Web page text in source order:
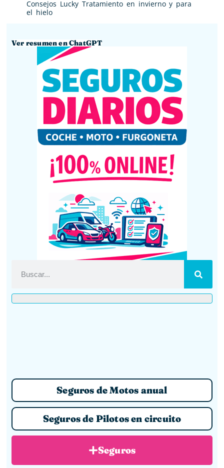
Consejos Lucky Tratamiento en invierno y para
el hielo
Ver resumen en ChatGPT
Seguros de Motos anual
Seguros de Pilotos en circuito
Seguros